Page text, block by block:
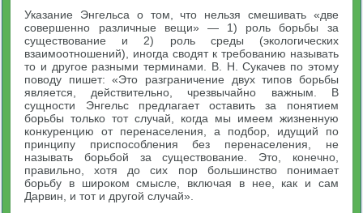
Указание Энгельса о том, что нельзя смешивать «две
совершенно различные вещи» — 1) роль борьбы за
существование и 2) роль среды (экологических
взаимоотношений), иногда сводят к требованию называть
то и другое разными терминами. В. Н. Сукачев по этому
поводу пишет: «Это разграничение двух типов борьбы
является, действительно, чрезвычайно важным. В
сущности Энгельс предлагает оставить за понятием
борьбы только тот случай, когда мы имеем жизненную
конкуренцию от перенаселения, а подбор, идущий по
принципу приспособления без перенаселения, не
называть борьбой за существование. Это, конечно,
правильно, хотя до сих пор большинство понимает
борьбу в широком смысле, включая в нее, как и сам
Дарвин, и тот и другой случай».